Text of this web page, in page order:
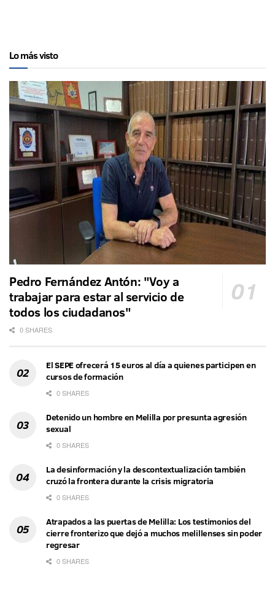
Lo más visto
Pedro Fernández Antón: "Voy a
trabajar para estar al servicio de
todos los ciudadanos"
0 SHARES
El SEPE ofrecerá 15 euros al día a quienes participen en
cursos de formación
0 SHARES
Detenido un hombre en Melilla por presunta agresión
sexual
0 SHARES
La desinformación y la descontextualización también
cruzó la frontera durante la crisis migratoria
0 SHARES
Atrapados a las puertas de Melilla: Los testimonios del
cierre fronterizo que dejó a muchos melillenses sin poder
regresar
0 SHARES